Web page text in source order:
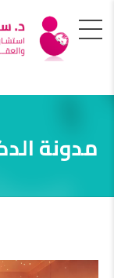
مدونة